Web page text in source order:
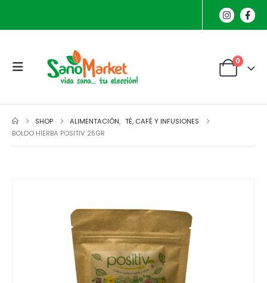
0
SHOP ALIMENTACIÓN, TÉ, CAFÉ Y INFUSIONES
BOLDO HIERBA POSITIV 25GR